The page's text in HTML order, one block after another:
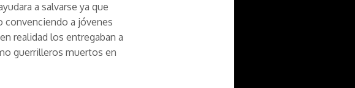
a salvarse ya que
convenciendo a jóvenes
realidad los entregaban a
guerrilleros muertos en